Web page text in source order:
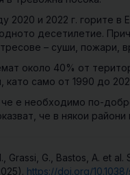
2020 и 2022 г. горите в
десетилетие.
– суши, пожари,
около 40% от
като само от 1990 до
е необходимо по-
че в някои
Grassi, G., Bastos, A. et
https://doi.org/